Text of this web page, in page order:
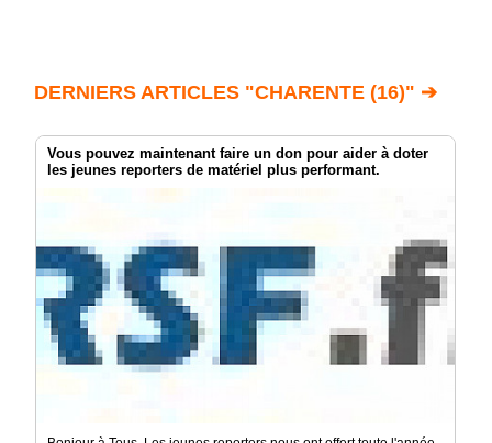
DERNIERS ARTICLES "CHARENTE (16)" ➔
Vous pouvez maintenant faire un don pour aider à doter
les jeunes reporters de matériel plus performant.